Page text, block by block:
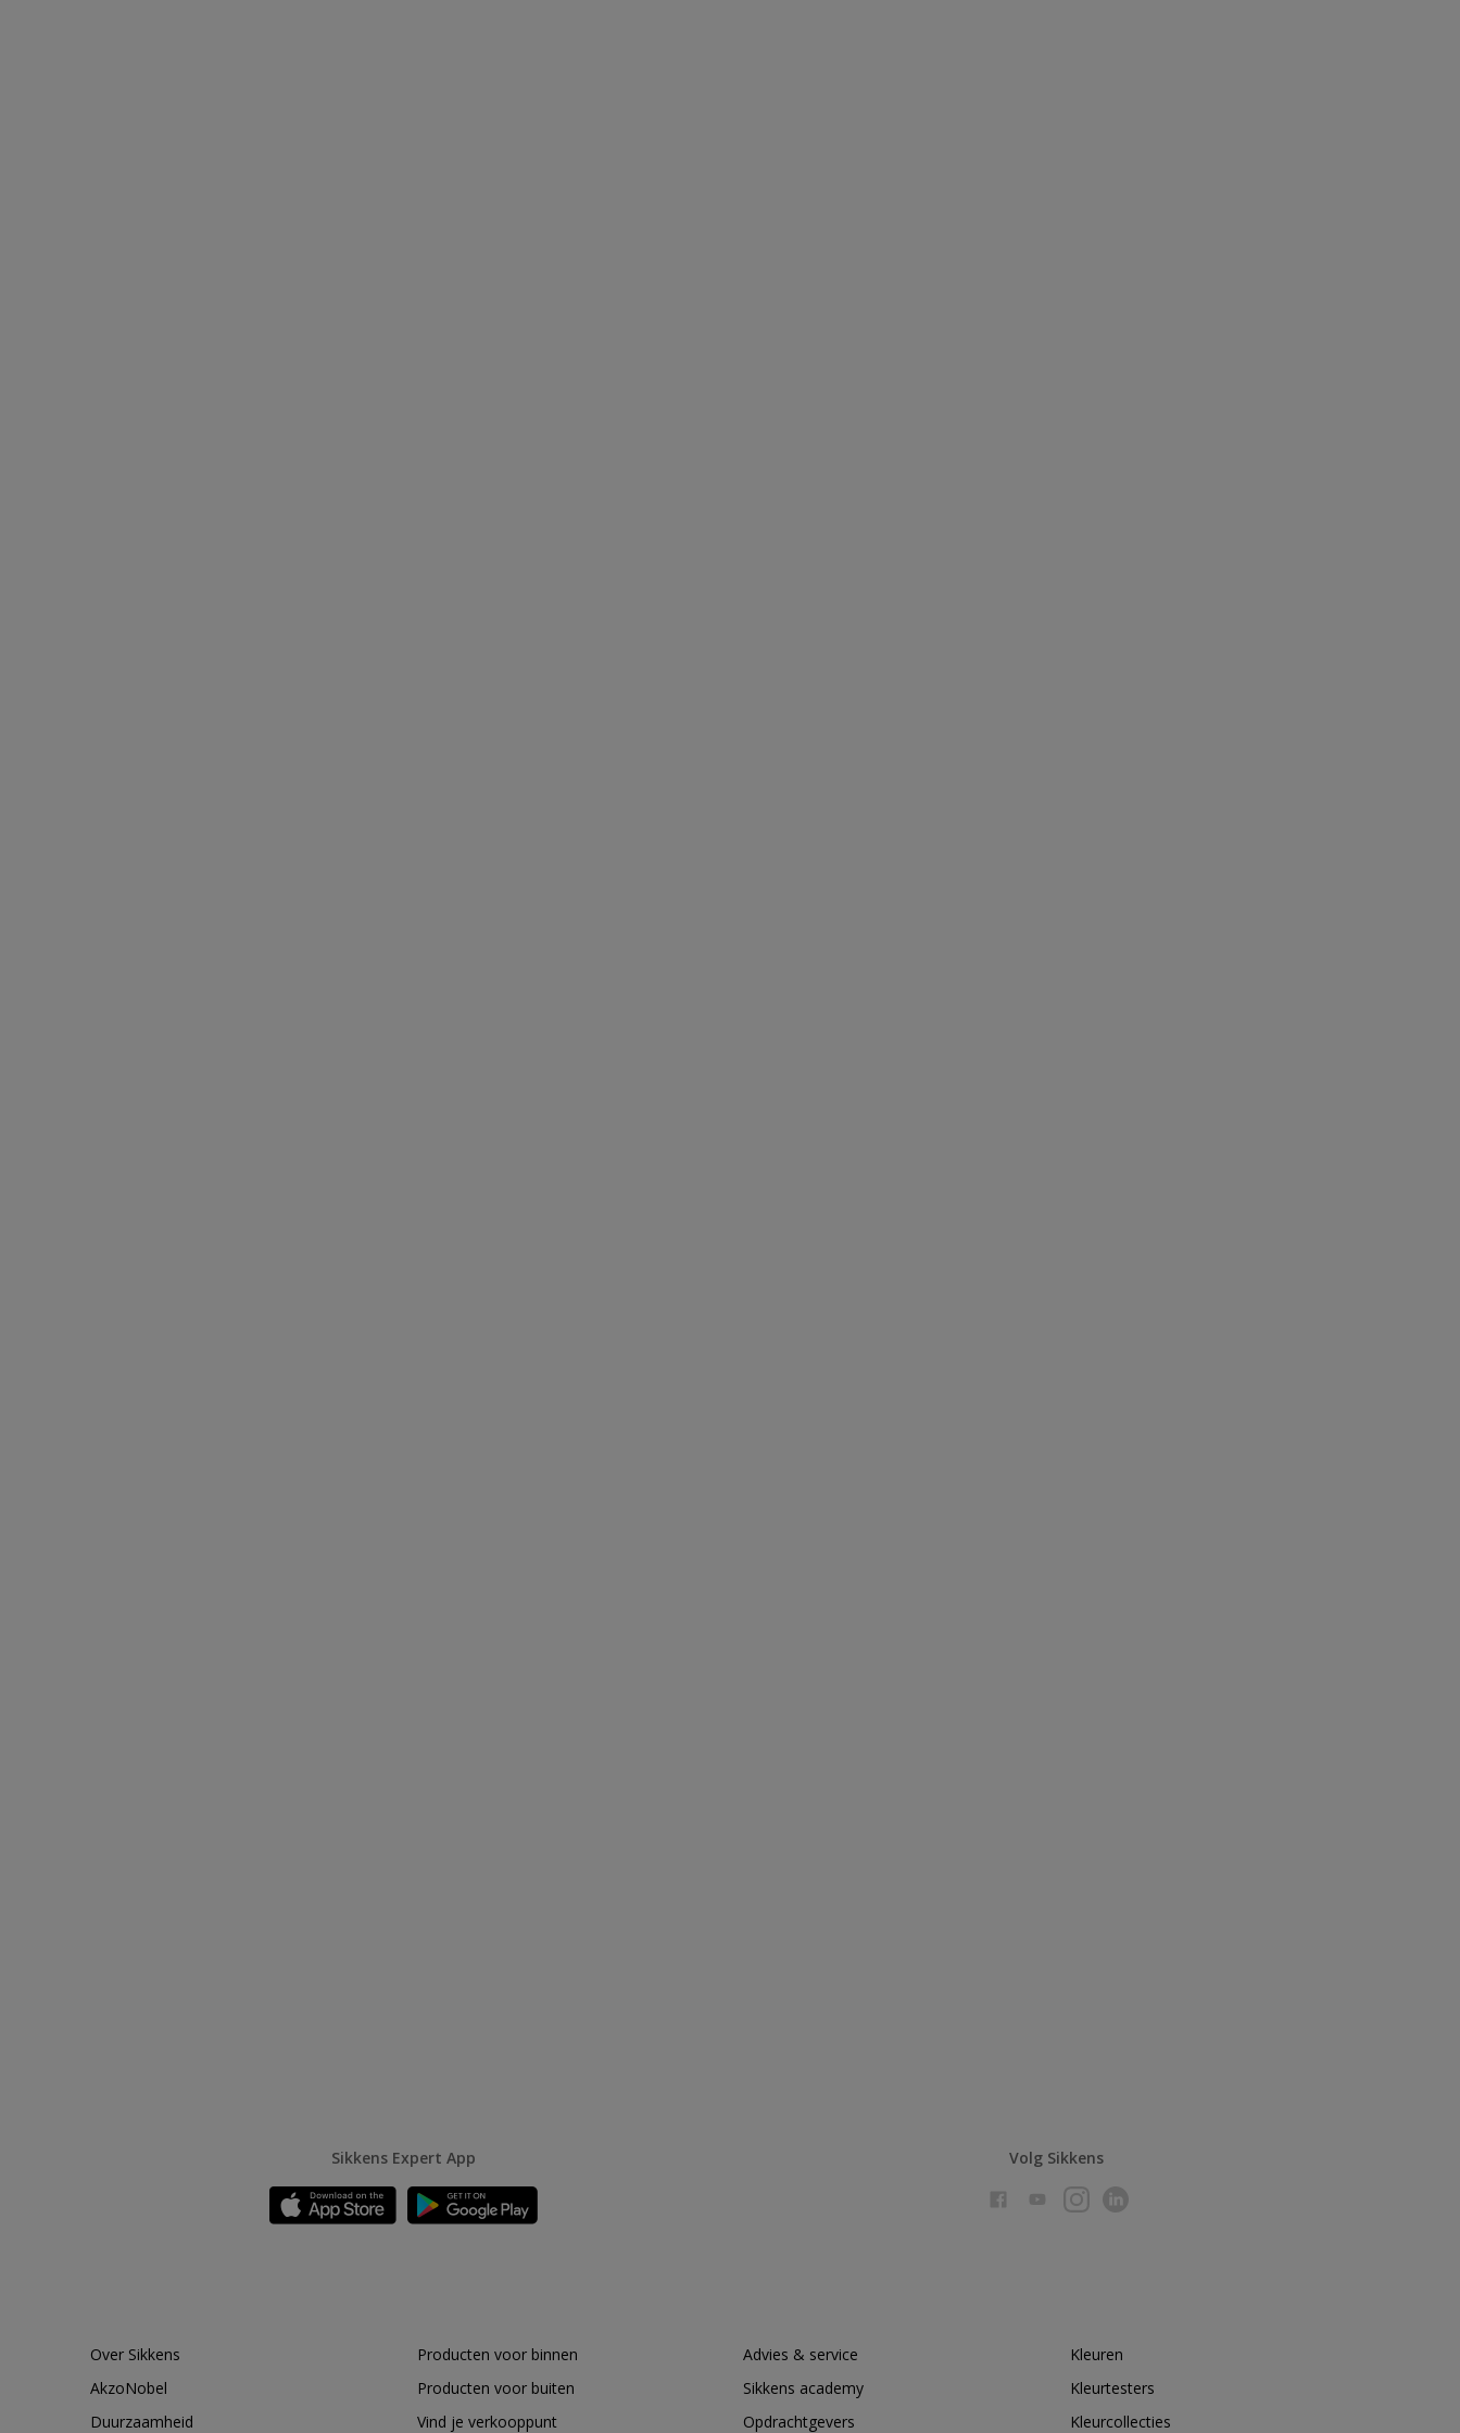
Sikkens Expert App Volg Sikkens
Over Sikkens
AkzoNobel
Duurzaamheid
Producten voor binnen
Producten voor buiten
Vind je verkooppunt
Advies & service
Sikkens academy
Opdrachtgevers
Kleuren
Kleurtesters
Kleurcollecties